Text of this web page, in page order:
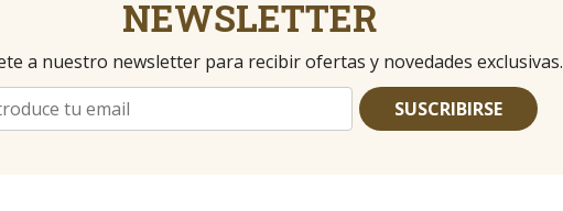
NEWSLETTER
a nuestro newsletter para recibir ofertas y novedades exclusivas.
SUSCRIBIRSE